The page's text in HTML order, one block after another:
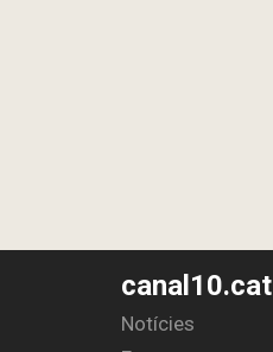
canal10.cat
Notícies